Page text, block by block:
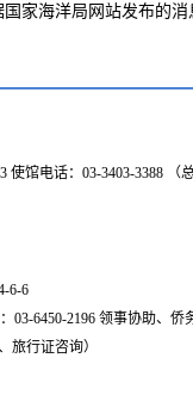
家海洋局网站发布的消
使馆电话：03-3403-3388 （
6-6
6450-2196 领事协助、侨
旅行证咨询）